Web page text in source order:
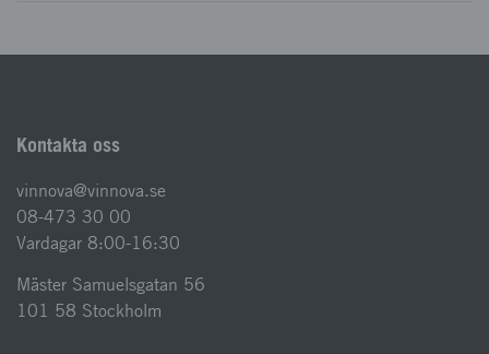
Kontakta oss
vinnova@vinnova.se
08-473 30 00
Vardagar 8:00-16:30
Mäster Samuelsgatan 56
101 58 Stockholm